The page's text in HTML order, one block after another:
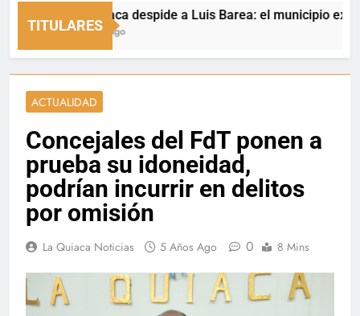
TITULARES
La Quiaca despide a Luis Barea: el municipio expresó
2 Horas Ago
ACTUALIDAD
Concejales del FdT ponen a
prueba su idoneidad,
podrían incurrir en delitos
por omisión
La Quiaca Noticias 5 Años Ago 0 8 Mins